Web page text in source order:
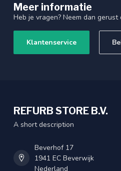
Meer informatie
Heb je vragen? Neem dan
Klantenservice
REFURB STORE B.V.
A short description
Beverhof 17
1941 EC Beverwijk
Nederland